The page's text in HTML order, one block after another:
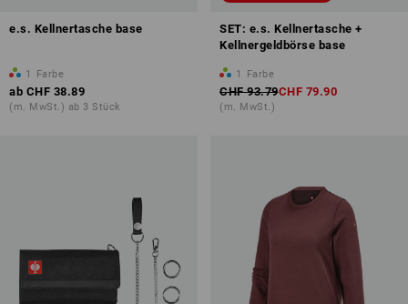
e.s. Kellnertasche base
1 Farbe
ab CHF 38.89
(m. MwSt.) ab 3 Stück
SET: e.s. Kellnertasche +
Kellnergeldbörse base
1 Farbe
CHF 93.79CHF 79.90
(m. MwSt.)